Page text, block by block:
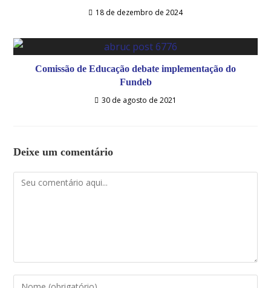
18 de dezembro de 2024
Comissão de Educação debate implementação do
Fundeb
30 de agosto de 2021
Deixe um comentário